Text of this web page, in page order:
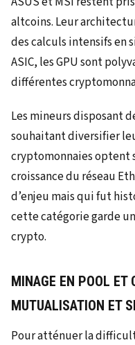
altcoins. Leur
des calculs intensifs en
ASIC, les GPU sont
différentes
Les mineurs disposant
souhaitant diversifier
cryptomonnaies optent
croissance du réseau
d’enjeu mais qui fut
cette catégorie garde
crypto.
MINAGE EN POOL ET
MUTUALISATION ET
Pour atténuer la